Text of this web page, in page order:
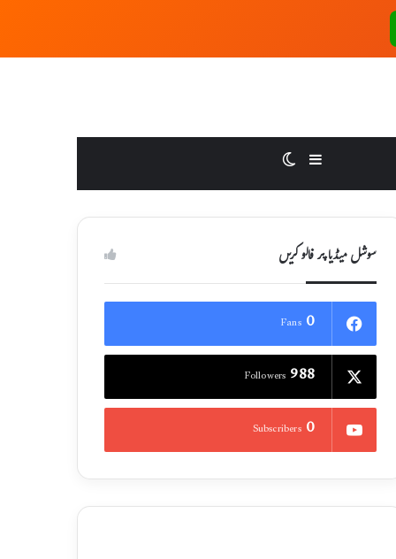
Sidebar
سوشل میڈیا پر فالو کریں
0
Fans
988
Followers
0
Subscribers